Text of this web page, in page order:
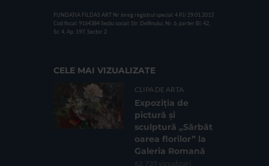
FUNDATIA FILDAS ART Nr inreg registrul special: 4 PJ/ 29.01.2013
Cod fiscal: 9164384 Sediu social: Str. Delfinului, Nr. 6, parter Bl. 42,
Sc. 4, Ap. 197, Sector 2
CELE MAI VIZUALIZATE
CLIPA DE ARTA
Expoziția de
pictură și
sculptură „Sărbăt
oarea florilor” la
Galeria Romană
62.735 vizualizari